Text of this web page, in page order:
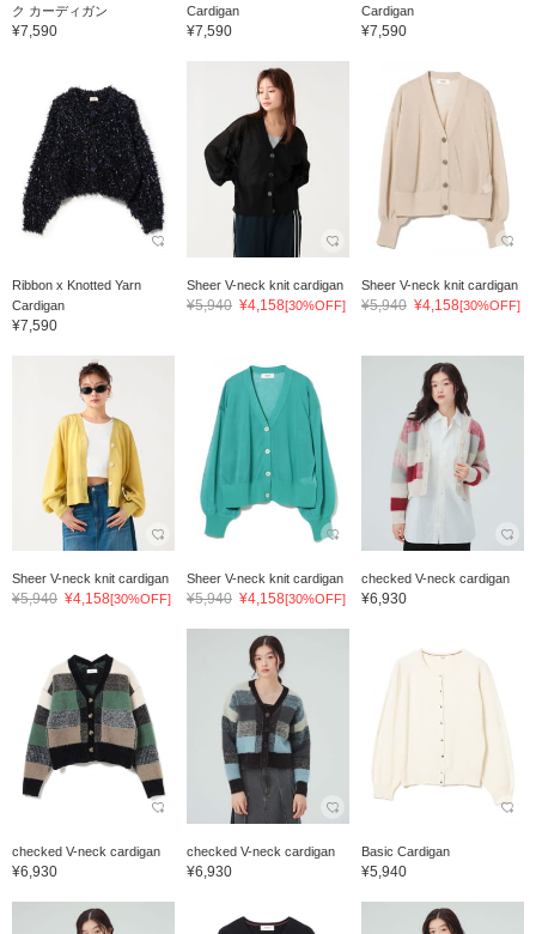
ク カーディガン
¥7,590
Cardigan
¥7,590
Cardigan
¥7,590
Ribbon x Knotted Yarn
Cardigan
¥7,590
Sheer V-neck knit cardigan
¥5,940 ¥4,158[30%OFF]
Sheer V-neck knit cardigan
¥5,940 ¥4,158[30%OFF]
Sheer V-neck knit cardigan
¥5,940 ¥4,158[30%OFF]
Sheer V-neck knit cardigan
¥5,940 ¥4,158[30%OFF]
checked V-neck cardigan
¥6,930
checked V-neck cardigan
¥6,930
checked V-neck cardigan
¥6,930
Basic Cardigan
¥5,940